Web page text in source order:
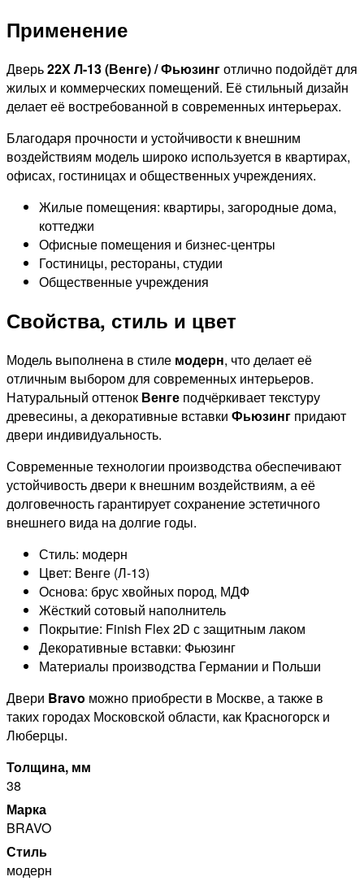
Применение
Дверь22Х Л-13 (Венге) / Фьюзинготлично подойдёт для
жилых и коммерческих помещений. Её стильный дизайн
делает её востребованной в современных интерьерах.
Благодаря прочности и устойчивости к внешним
воздействиям модель широко используется в квартирах,
офисах, гостиницах и общественных учреждениях.
Жилые помещения: квартиры, загородные дома,
коттеджи
Офисные помещения и бизнес-центры
Гостиницы, рестораны, студии
Общественные учреждения
Свойства, стиль и цвет
Модель выполнена в стиле модерн, что делает её
отличным выбором для современных интерьеров.
Натуральный оттенок Венге подчёркивает текстуру
древесины, а декоративные вставки Фьюзинг придают
двери индивидуальность.
Современные технологии производства обеспечивают
устойчивость двери к внешним воздействиям, а её
долговечность гарантирует сохранение эстетичного
внешнего вида на долгие годы.
Стиль: модерн
Цвет: Венге (Л-13)
Основа: брус хвойных пород, МДФ
Жёсткий сотовый наполнитель
Покрытие: Finish Flex 2D с защитным лаком
Декоративные вставки: Фьюзинг
Материалы производства Германии и Польши
Двери Bravo можно приобрести в Москве, а также в
таких городах Московской области, как Красногорск и
Люберцы.
Толщина, мм
38
Марка
BRAVO
Стиль
модерн